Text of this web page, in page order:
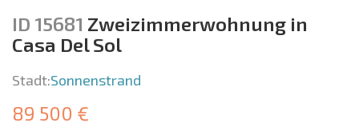
ID 15681 Zweizimmerwohnung in
Casa Del Sol
Stadt:Sonnenstrand
89 500 €